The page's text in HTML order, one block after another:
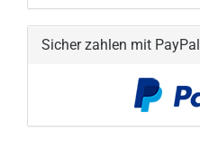
EIN.
Sicher zahlen mit PayPal